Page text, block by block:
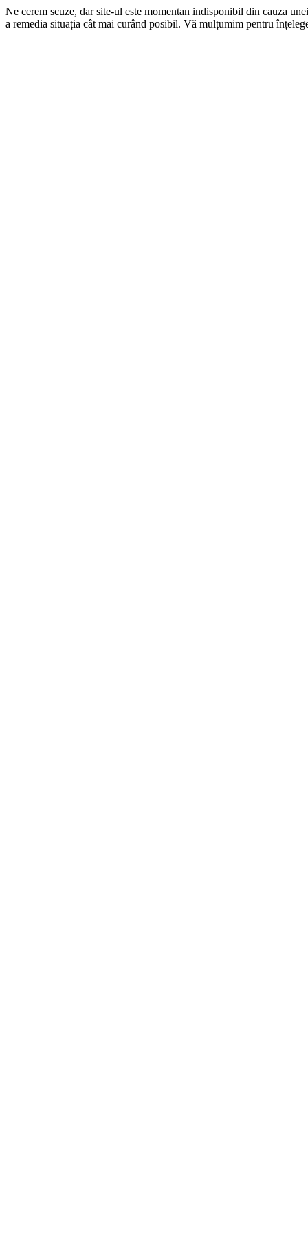
Ne cerem scuze, dar site-ul este momentan indisponibil din cauza
a remedia situația cât mai curând posibil. Vă mulțumim pentru